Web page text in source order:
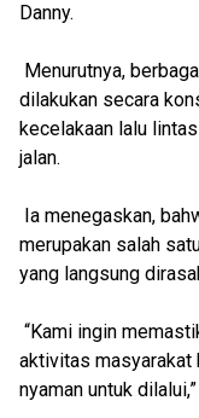
Danny.
Menurutnya,
dilakukan secara
kecelakaan lalu
jalan.
Ia menegaskan,
merupakan salah
yang langsung
“Kami ingin
aktivitas masyarakat
nyaman untuk